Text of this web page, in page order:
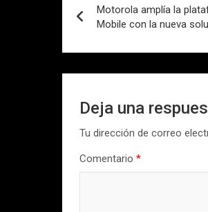
de
entradas
Motorola amplía la
Mobile con la nueva
Deja una
Tu dirección de correo
Comentario*